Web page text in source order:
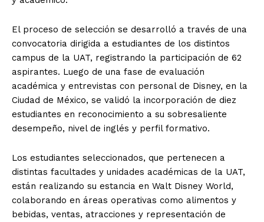
El proceso de selección se desarrolló a través de una
convocatoria dirigida a estudiantes de los distintos
campus de la UAT, registrando la participación de 62
aspirantes. Luego de una fase de evaluación
académica y entrevistas con personal de Disney, en la
Ciudad de México, se validó la incorporación de diez
estudiantes en reconocimiento a su sobresaliente
desempeño, nivel de inglés y perfil formativo.
Los estudiantes seleccionados, que pertenecen a
distintas facultades y unidades académicas de la UAT,
están realizando su estancia en Walt Disney World,
colaborando en áreas operativas como alimentos y
bebidas, ventas, atracciones y representación de